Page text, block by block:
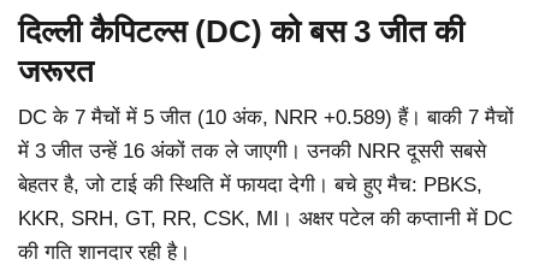
दिल्ली कैपिटल्स (DC) को बस 3 जीत की
जरूरत
DC के 7 मैचों में 5 जीत (10 अंक, NRR +0.589) हैं। बाकी 7 मैचों
में 3 जीत उन्हें 16 अंकों तक ले जाएगी। उनकी NRR दूसरी सबसे
बेहतर है, जो टाई की स्थिति में फायदा देगी। बचे हुए मैच: PBKS,
KKR, SRH, GT, RR, CSK, MI। अक्षर पटेल की कप्तानी में DC
की गति शानदार रही है।